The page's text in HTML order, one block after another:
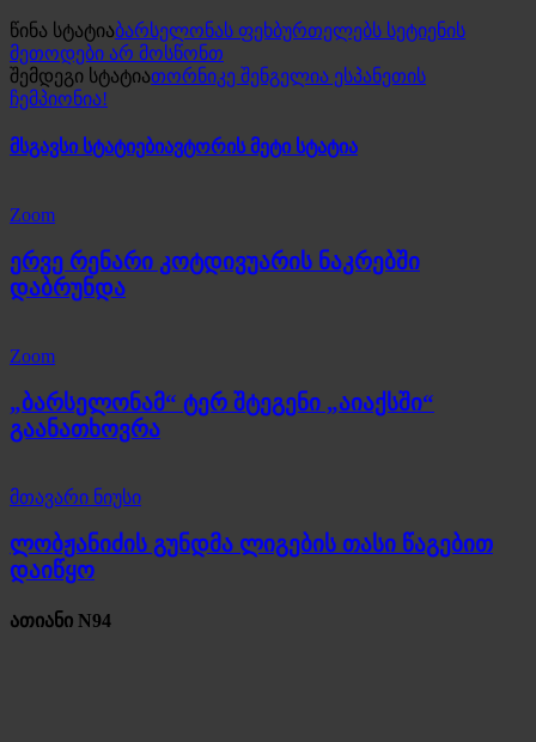
წინა სტატიაბარსელონას ფეხბურთელებს სეტიენის
მეთოდები არ მოსწონთ
შემდეგი სტატიათორნიკე შენგელია ესპანეთის
ჩემპიონია!
მსგავსი სტატიებიავტორის მეტი სტატია
Zoom
ერვე რენარი კოტდივუარის ნაკრებში
დაბრუნდა
Zoom
„ბარსელონამ“ ტერ შტეგენი „აიაქსში“
გაანათხოვრა
მთავარი ნიუსი
ლობჟანიძის გუნდმა ლიგების თასი წაგებით
დაიწყო
ათიანი N94